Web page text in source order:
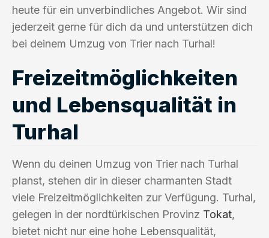
heute für ein unverbindliches Angebot. Wir sind
jederzeit gerne für dich da und unterstützen dich
bei deinem Umzug von Trier nach Turhal!
Freizeitmöglichkeiten
und Lebensqualität in
Turhal
Wenn du deinen Umzug von Trier nach Turhal
planst, stehen dir in dieser charmanten Stadt
viele Freizeitmöglichkeiten zur Verfügung. Turhal,
gelegen in der nordtürkischen Provinz Tokat,
bietet nicht nur eine hohe Lebensqualität,